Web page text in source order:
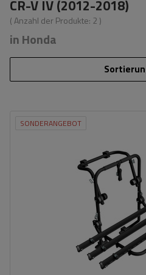
CR-V IV (2012-2018)
( Anzahl der Produkte: 2 )
in Honda
SONDERANGEBOT
universelles Montagesystem